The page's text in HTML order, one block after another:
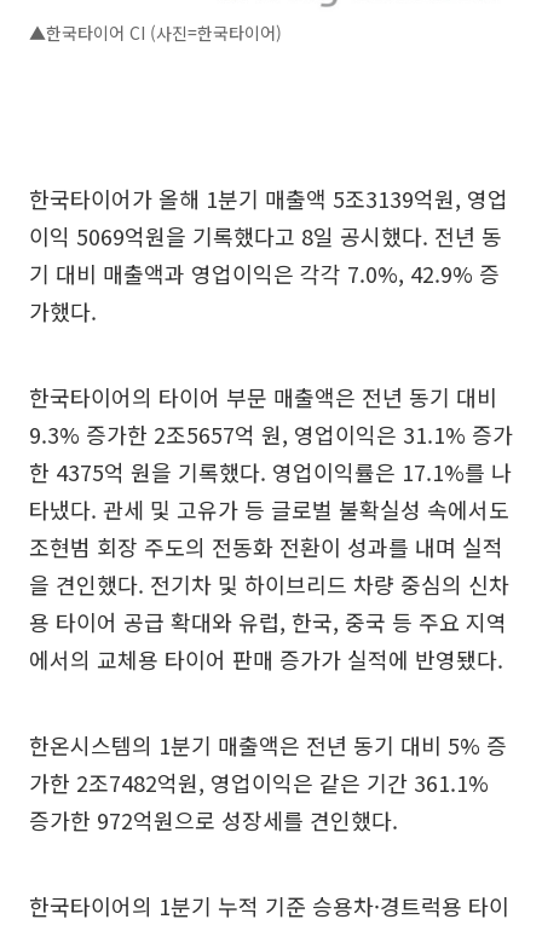
▲한국타이어 CI (사진=한국타이어)
한국타이어가 올해 1분기 매출액 5조3139억원, 영업
이익 5069억원을 기록했다고 8일 공시했다. 전년 동
기 대비 매출액과 영업이익은 각각 7.0%, 42.9% 증
가했다.
한국타이어의 타이어 부문 매출액은 전년 동기 대비
9.3% 증가한 2조5657억 원, 영업이익은 31.1% 증가
한 4375억 원을 기록했다. 영업이익률은 17.1%를 나
타냈다. 관세 및 고유가 등 글로벌 불확실성 속에서도
조현범 회장 주도의 전동화 전환이 성과를 내며 실적
을 견인했다. 전기차 및 하이브리드 차량 중심의 신차
용 타이어 공급 확대와 유럽, 한국, 중국 등 주요 지역
에서의 교체용 타이어 판매 증가가 실적에 반영됐다.
한온시스템의 1분기 매출액은 전년 동기 대비 5% 증
가한 2조7482억원, 영업이익은 같은 기간 361.1%
증가한 972억원으로 성장세를 견인했다.
한국타이어의 1분기 누적 기준 승용차·경트럭용 타이